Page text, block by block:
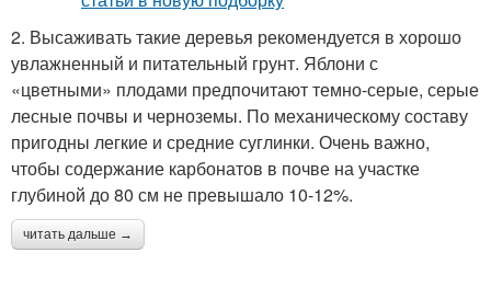
2. Высаживать такие деревья рекомендуется в хорошо
увлажненный и питательный грунт. Яблони с
«цветными» плодами предпочитают темно-серые, серые
лесные почвы и черноземы. По механическому составу
пригодны легкие и средние суглинки. Очень важно,
чтобы содержание карбонатов в почве на участке
глубиной до 80 см не превышало 10-12%.
читать дальше →